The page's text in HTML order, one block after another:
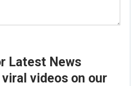
Latest News
videos on our